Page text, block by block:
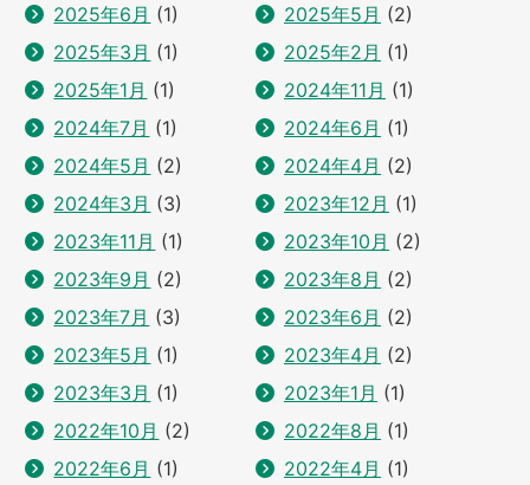
2025年6月 (1) 2025年5月 (2)
2025年3月 (1) 2025年2月 (1)
2025年1月 (1) 2024年11月 (1)
2024年7月 (1) 2024年6月 (1)
2024年5月 (2) 2024年4月 (2)
2024年3月 (3) 2023年12月 (1)
2023年11月 (1) 2023年10月 (2)
2023年9月 (2) 2023年8月 (2)
2023年7月 (3) 2023年6月 (2)
2023年5月 (1) 2023年4月 (2)
2023年3月 (1) 2023年1月 (1)
2022年10月 (2) 2022年8月 (1)
2022年6月 (1) 2022年4月 (1)